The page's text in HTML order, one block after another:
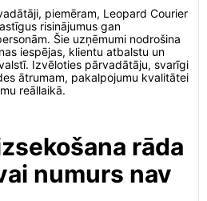
piemēram, Leopard Courier
risinājumus gan
Šie uzņēmumi nodrošina
iespējas, klientu atbalstu un
Izvēloties pārvadātāju, svarīgi
ātrumam, pakalpojumu kvalitātei
reāllaikā.
rāda
numurs nav